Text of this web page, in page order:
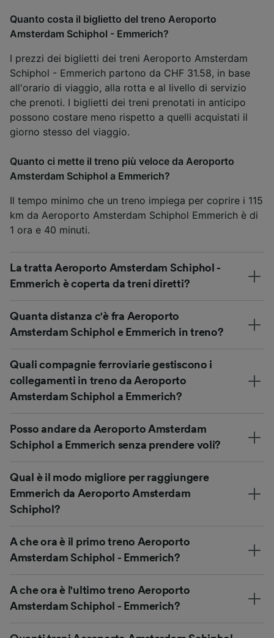
Quanto costa il biglietto del treno Aeroporto
Amsterdam Schiphol - Emmerich?
I prezzi dei biglietti dei treni Aeroporto Amsterdam
Schiphol - Emmerich partono da CHF 31.58, in base
all'orario di viaggio, alla rotta e al livello di servizio
che prenoti. I biglietti dei treni prenotati in anticipo
possono costare meno rispetto a quelli acquistati il
giorno stesso del viaggio.
Quanto ci mette il treno più veloce da Aeroporto
Amsterdam Schiphol a Emmerich?
Il tempo minimo che un treno impiega per coprire i 115
km da Aeroporto Amsterdam Schiphol Emmerich è di
1 ora e 40 minuti.
La tratta Aeroporto Amsterdam Schiphol -
Emmerich è coperta da treni diretti?
Quanta distanza c'è fra Aeroporto
Amsterdam Schiphol e Emmerich in treno?
Quali compagnie ferroviarie gestiscono i
collegamenti in treno da Aeroporto
Amsterdam Schiphol a Emmerich?
Posso andare da Aeroporto Amsterdam
Schiphol a Emmerich senza prendere voli?
Qual è il modo migliore per raggiungere
Emmerich da Aeroporto Amsterdam
Schiphol?
A che ora è il primo treno Aeroporto
Amsterdam Schiphol - Emmerich?
A che ora è l'ultimo treno Aeroporto
Amsterdam Schiphol - Emmerich?